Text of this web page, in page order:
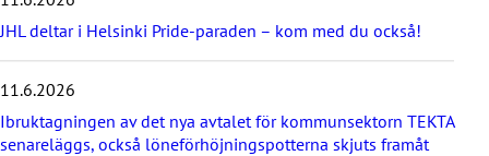
n
a
JHL deltar i Helsinki Pride-paraden – kom med du också!
11.6.2026
Ibruktagningen av det nya avtalet för kommunsektorn TEKTA
senareläggs, också löneförhöjningspotterna skjuts framåt